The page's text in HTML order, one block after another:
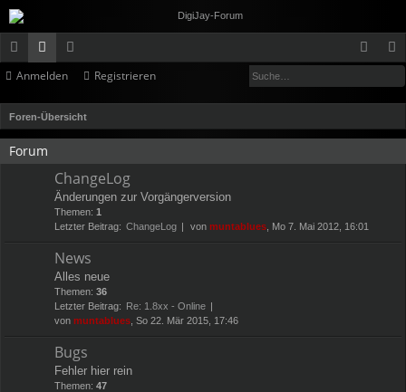
ch
ne
llz
ug
or
en
itg
lie
de
r
m
el
de
ist
rie
re
Anmelden Registrieren
Foren-Übersicht
Forum
ChangeLog
Änderungen zur Vorgängerversion
Themen: 1
Letzter Beitrag: ChangeLog von muntablues , Mo 7. Mai 2012, 16:01
News
Alles neue
Themen: 36
Letzter Beitrag: Re: 1.8xx - Online
von muntablues , So 22. Mär 2015, 17:46
Bugs
Fehler hier rein
Themen: 47